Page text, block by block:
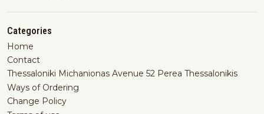
Categories
Home
Contact
Thessaloniki Michanionas Avenue 52 Perea Thessalonikis
Ways of Ordering
Change Policy